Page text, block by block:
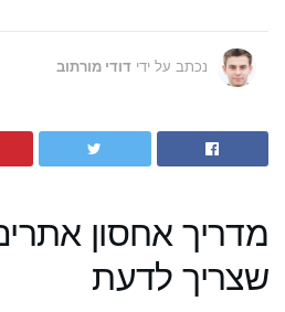
נכתב על ידי דודי מורתוב
מדריך אחסון
שצריך לדעת